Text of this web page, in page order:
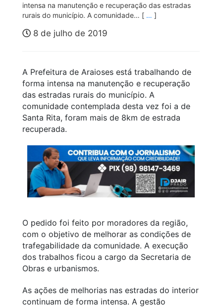
intensa na manutenção e recuperação das estradas
rurais do município. A comunidade… [ … ]
8 de julho de 2019
A Prefeitura de Araioses está trabalhando de
forma intensa na manutenção e recuperação
das estradas rurais do município. A
comunidade contemplada desta vez foi a de
Santa Rita, foram mais de 8km de estrada
recuperada.
O pedido foi feito por moradores da região,
com o objetivo de melhorar as condições de
trafegabilidade da comunidade. A execução
dos trabalhos ficou a cargo da Secretaria de
Obras e urbanismos.
As ações de melhorias nas estradas do interior
continuam de forma intensa. A gestão